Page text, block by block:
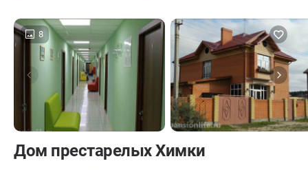
8
Дом престарелых Химки